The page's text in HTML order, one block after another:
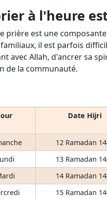
à l'heure
prière est une
il est parfois
avec Allah, d'ancrer sa
de la communauté.
Date Hijri
12 Ramadan
13 Ramadan
14 Ramadan
15 Ramadan